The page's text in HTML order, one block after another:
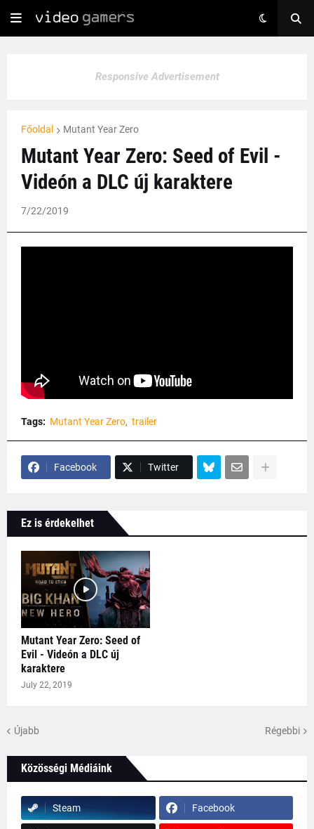
Responsive Advertisement
Főoldal Mutant Year Zero
Mutant Year Zero: Seed of Evil -
Videón a DLC új karaktere
7/22/2019
Tags: Mutant Year Zero trailer
Facebook Twitter
Ez is érdekelhet
Mutant Year Zero: Seed of
Evil - Videón a DLC új
karaktere
July 22, 2019
Újabb Régebbi
Közösségi Médiáink
Steam Facebook